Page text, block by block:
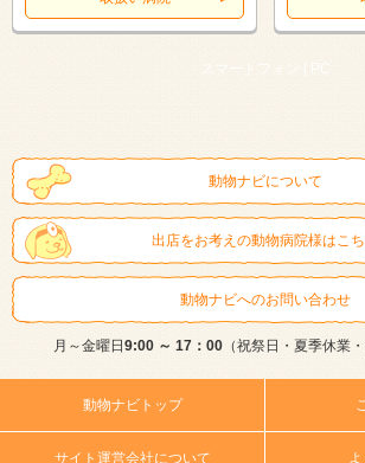
スマートフォン | PC
動物ナビについて
出店をお考えの動物病院様はこ
動物ナビへのお問い合わせ
月～金曜日9:00 ～ 17：00（祝祭日・夏季休業
動物ナビトップ
サイト運営会社について